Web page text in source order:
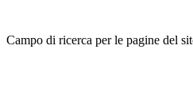
Campo di ricerca per le pagine del